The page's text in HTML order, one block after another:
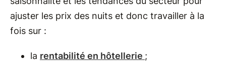
ajuster les prix des nuits et donc travailler à la
fois sur :
la rentabilité en hôtellerie ;